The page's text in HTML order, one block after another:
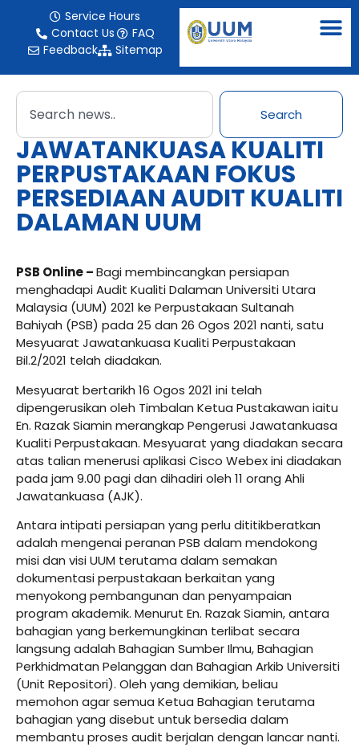
Service Hours
Contact Us
FAQ
Feedback
Sitemap
Search
JAWATANKUASA KUALITI
PERPUSTAKAAN FOKUS
PERSEDIAAN AUDIT KUALITI
DALAMAN UUM
PSB Online –Bagi membincangkan persiapan
menghadapi Audit Kualiti Dalaman Universiti Utara
Malaysia (UUM) 2021 ke Perpustakaan Sultanah
Bahiyah (PSB) pada 25 dan 26 Ogos 2021 nanti, satu
Mesyuarat Jawatankuasa Kualiti Perpustakaan
Bil.2/2021 telah diadakan.
Mesyuarat bertarikh 16 Ogos 2021 ini telah
dipengerusikan oleh Timbalan Ketua Pustakawan iaitu
En. Razak Siamin merangkap Pengerusi Jawatankuasa
Kualiti Perpustakaan. Mesyuarat yang diadakan secara
atas talian menerusi aplikasi Cisco Webex ini diadakan
pada jam 9.00 pagi dan dihadiri oleh 11 orang Ahli
Jawatankuasa (AJK).
Antara intipati persiapan yang perlu dititikberatkan
adalah mengenai peranan PSB dalam mendokong
misi dan visi UUM terutama dalam semakan
dokumentasi perpustakaan berkaitan yang
menyokong pembangunan dan penyampaian
program akademik. Menurut En. Razak Siamin, antara
bahagian yang berkemungkinan terlibat secara
langsung adalah Bahagian Sumber Ilmu, Bahagian
Perkhidmatan Pelanggan dan Bahagian Arkib Universiti
(Unit Repositori). Oleh yang demikian, beliau
memohon agar semua Ketua Bahagian terutama
bahagian yang disebut untuk bersedia dalam
membantu proses audit berjalan dengan lancar nanti.